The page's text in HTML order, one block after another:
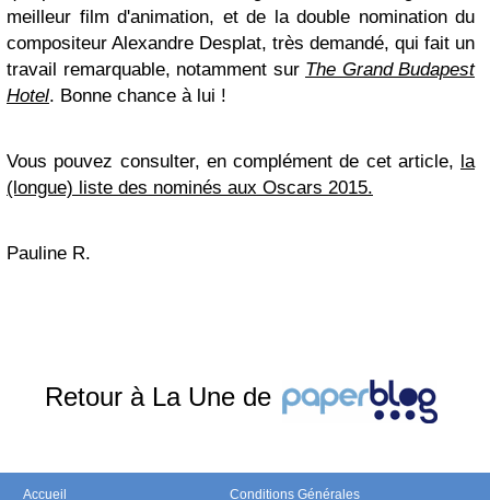
meilleur film d'animation, et de la double nomination du
compositeur Alexandre Desplat, très demandé, qui fait un
travail remarquable, notamment sur The Grand Budapest
Hotel. Bonne chance à lui !
Vous pouvez consulter, en complément de cet article, la
(longue) liste des nominés aux Oscars 2015.
Pauline R.
Retour à La Une de
Accueil Conditions Générales